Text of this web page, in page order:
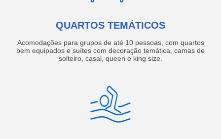
QUARTOS TEMÁTICOS
Acomodações para grupos de até 10 pessoas, com quartos
bem equipados e suítes com decoração temática, camas de
solteiro, casal, queen e king size.